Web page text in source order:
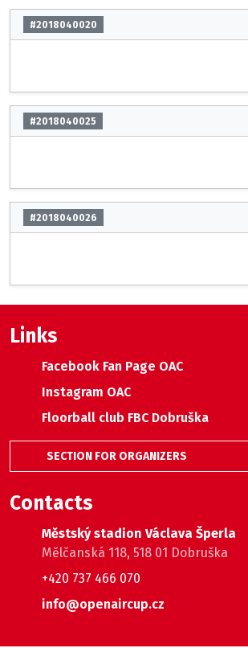
#2018040020
#2018040025
#2018040026
Links
Facebook Fan Page OAC
Instagram OAC
Floorball club FBC Dobruška
SECTION FOR ORGANIZERS
Contacts
Městský stadion Václava Šperla
Mělčanská 118, 518 01 Dobruška
+420 737 466 070
info@openaircup.cz